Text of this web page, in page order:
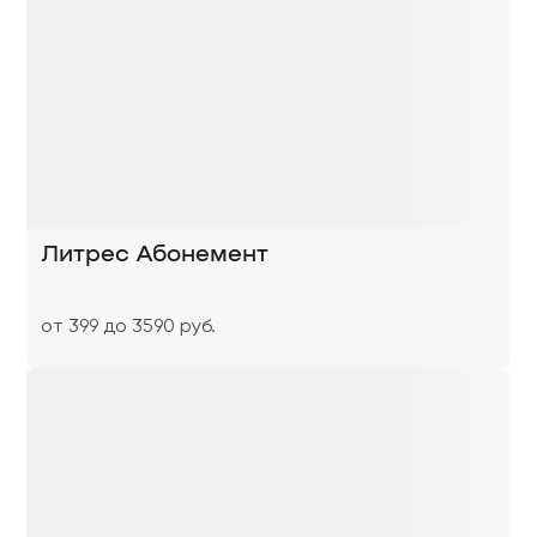
Литрес Абонемент
от 399 до 3590 руб.